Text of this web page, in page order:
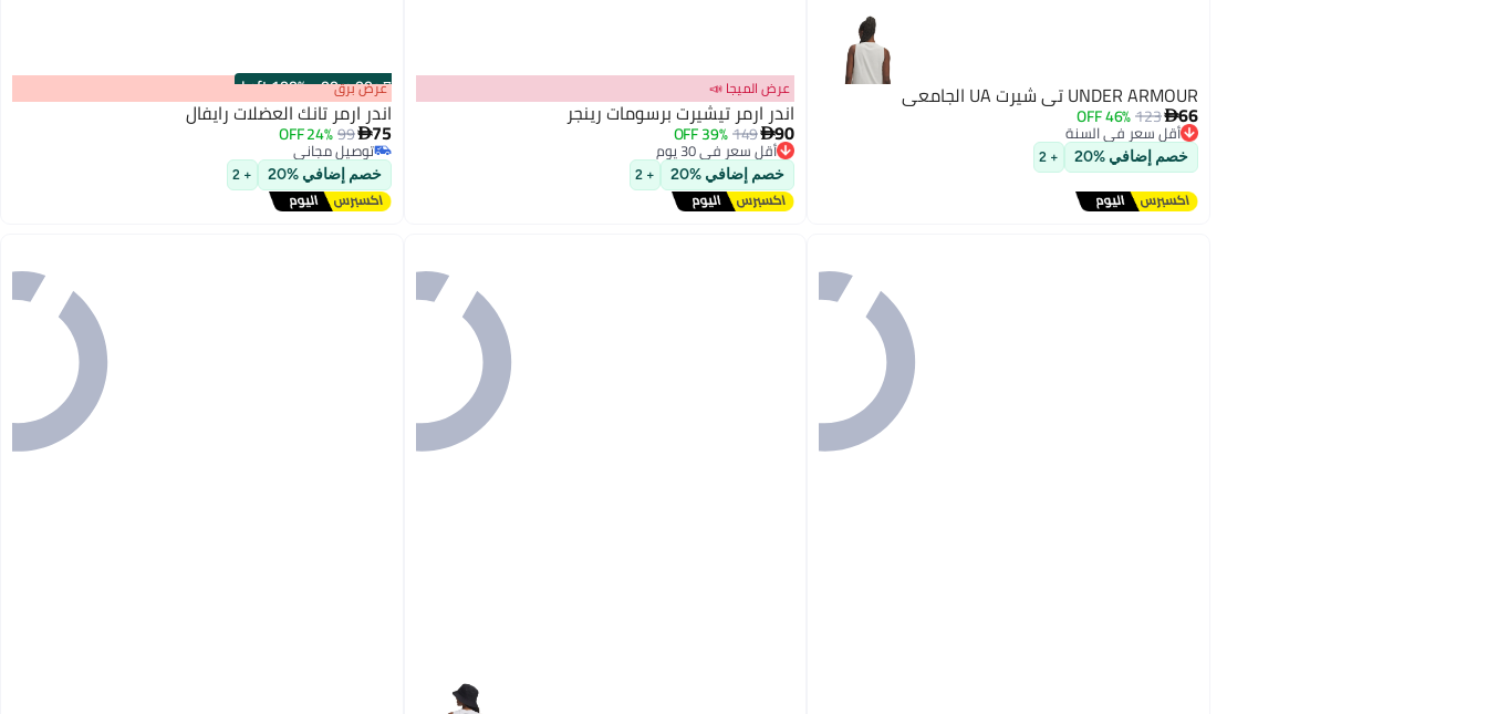
UNDER ARMOUR تي شيرت UA الجامعي
66
123
46% OFF
أقل سعر في السنة
توصيل مجاني
أقل سعر في السنة
خصم إضافي %20 + 2
عرض الميجا 📣
اندر ارمر تيشيرت برسومات رينجر
90
149
39% OFF
أقل سعر في 30 يوم
توصيل مجاني
أقل سعر في 30 يوم
خصم إضافي %20 + 2
00m:00s
·
100% Left عرض برق
اندر ارمر تانك العضلات رايفال
75
99
24% OFF
توصيل مجاني
توصيل مجاني
خصم إضافي %20 + 2